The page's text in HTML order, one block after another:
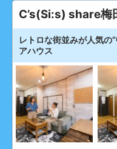
C’s(Si:s) share梅
レトロな街並みが人気の
アハウス